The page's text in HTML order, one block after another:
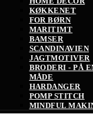
KØKKENET
FOR BØRN
MARITIMT
BAMSER
SCANDINAVIEN
JAGTMOTIVER
BRODERI - PÅ
MÅDE
HARDANGER
POMP STITCH
MINDFUL